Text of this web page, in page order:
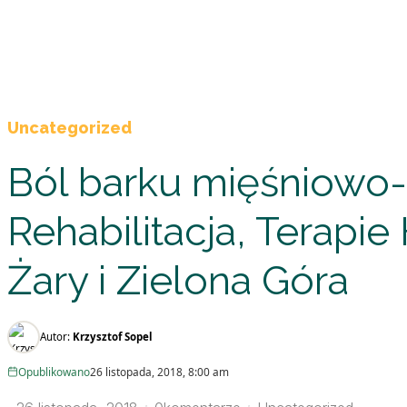
Uncategorized
Ból barku
Rehabilitacja,
Żary i Zielona Góra
Autor: Krzysztof Sopel
Opublikowano26 listopada, 2018, 8:00 am